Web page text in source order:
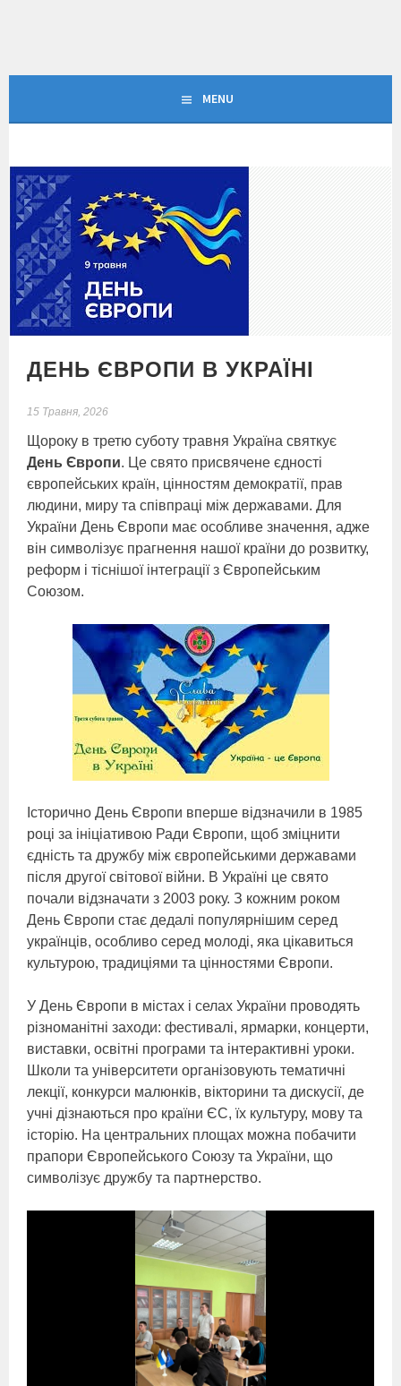
MENU
ДЕНЬ ЄВРОПИ В УКРАЇНІ
15 Травня, 2026
Щороку в третю суботу травня Україна святкує
День Європи. Це свято присвячене єдності
європейських країн, цінностям демократії, прав
людини, миру та співпраці між державами. Для
України День Європи має особливе значення, адже
він символізує прагнення нашої країни до розвитку,
реформ і тіснішої інтеграції з Європейським
Союзом.
Історично День Європи вперше відзначили в 1985
році за ініціативою Ради Європи, щоб зміцнити
єдність та дружбу між європейськими державами
після другої світової війни. В Україні це свято
почали відзначати з 2003 року. З кожним роком
День Європи стає дедалі популярнішим серед
українців, особливо серед молоді, яка цікавиться
культурою, традиціями та цінностями Європи.
У День Європи в містах і селах України проводять
різноманітні заходи: фестивалі, ярмарки, концерти,
виставки, освітні програми та інтерактивні уроки.
Школи та університети організовують тематичні
лекції, конкурси малюнків, вікторини та дискусії, де
учні дізнаються про країни ЄС, їх культуру, мову та
історію. На центральних площах можна побачити
прапори Європейського Союзу та України, що
символізує дружбу та партнерство.